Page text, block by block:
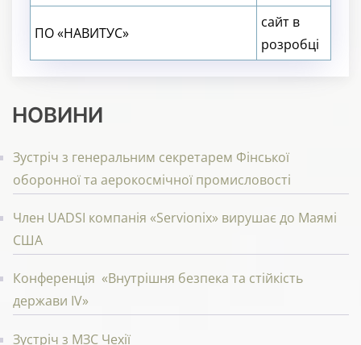
ПО «НАВИТУС»
сайт в
розробці
НОВИНИ
Зустріч з генеральним секретарем Фінської
оборонної та аерокосмічної промисловості
Член UADSI компанія «Servionix» вирушає до Маямі
США
Конференція «Внутрішня безпека та стійкість
держави IV»
Зустріч з МЗС Чехії